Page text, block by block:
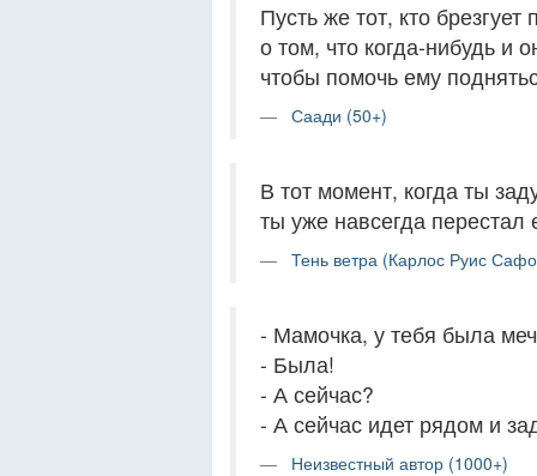
Пусть же тот, кто
о том, что когда-нибудь и
чтобы помочь ему
Саади (50+)
В тот момент, когда ты
ты уже навсегда перестал
Тень ветра (Карлос Руис
- Мамочка, у тебя была
- Была!
- А сейчас?
- А сейчас идет рядом и
Неизвестный автор (1000+)